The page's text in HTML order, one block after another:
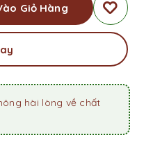
Giỏ Hàng
hài lòng về chất